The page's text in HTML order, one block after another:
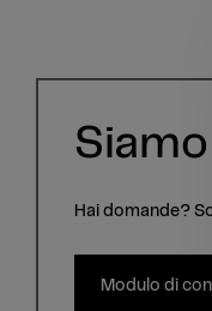
Hai domande?
Modulo di